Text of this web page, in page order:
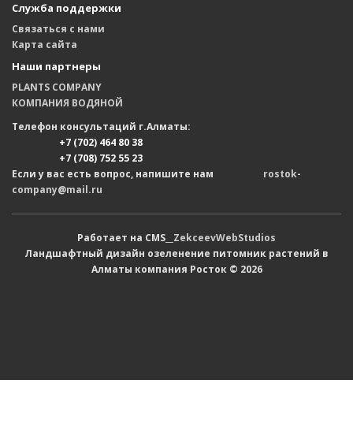
Служба поддержки
Связаться с нами
Карта сайта
Наши партнеры
PLANTS COMPANY
КОМПАНИЯ ВОДЯНОЙ
Телефон консультаций г.Алматы:
+7 (702) 464 80 38
+7 (708) 752 55 23
Если у вас есть вопрос, напишите нам rostok-
company@mail.ru
Работает на CMS__ ZekceevWebStudios
Ландшафтный дизайн озеленение питомник растений в
Алматы компания Росток © 2026